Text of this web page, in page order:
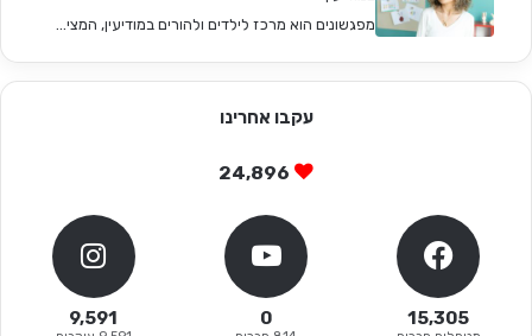
מפגשונים הוא מרכז לילדים ולהורים במודיעין, המצי...
עקבו אחרינו
24,896
15,305
0
9,591